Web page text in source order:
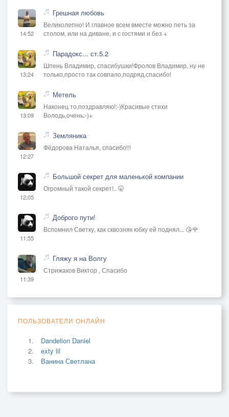
14:52
Грешная любовь
Великолепно! И главное всем вместе можно петь за
столом, или на диване, и с гостями и без +
13:24
Парадокс... ст.5.2
Шпень Владимир, спасибушки!Фролов Владимир, ну не
только,просто так совпало,подряд,спасибо!
13:09
Метель
Наконец то,поздравляю!:-)Красивые стихи
Володь,очень:-)+
12:27
Земляника
Фёдорова Наталья, спасибо!!!
12:05
Большой секрет для маленькой компании
Огромный такой секрет!.. 🤫
11:55
Доброго пути!
Вспомнил Светку, как сквозняк юбку ей поднял... 😘🌹
11:39
Гляжу я на Волгу
Стрижаков Виктор , Спасибо
ПОЛЬЗОВАТЕЛИ ОНЛАЙН
Dandelion Daniel
exty lil
Ванина Светлана